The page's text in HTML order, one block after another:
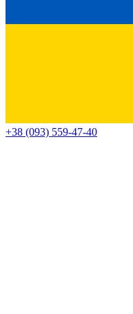
+38 (093) 559-47-40